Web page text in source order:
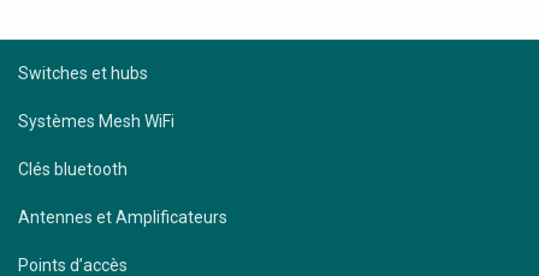
Switches et hubs
Systèmes Mesh WiFi
Clés bluetooth
Antennes et Amplificateurs
Points d’accès